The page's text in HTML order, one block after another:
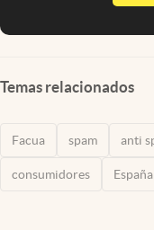
Temas relacionados
Facua spam anti
consumidores España